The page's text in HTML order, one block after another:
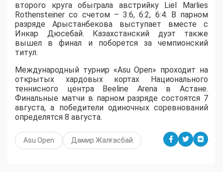
второго круга обыграла австрийку Liel Marlies
Rothensteiner со счетом – 3:6, 6:2, 6:4. В парном
разряде Арыстанбекова выступает вместе с
Инкар Дюсебай. Казахстанский дуэт также
вышел в финал и поборется за чемпионский
титул.
Международный турнир «Asu Open» проходит на
открытых хардовых кортах Национального
теннисного центра Beeline Arena в Астане.
Финальные матчи в парном разряде состоятся 7
августа, а победители одиночных соревнований
определятся 8 августа.
Asu Open Дамир Жалғасбай